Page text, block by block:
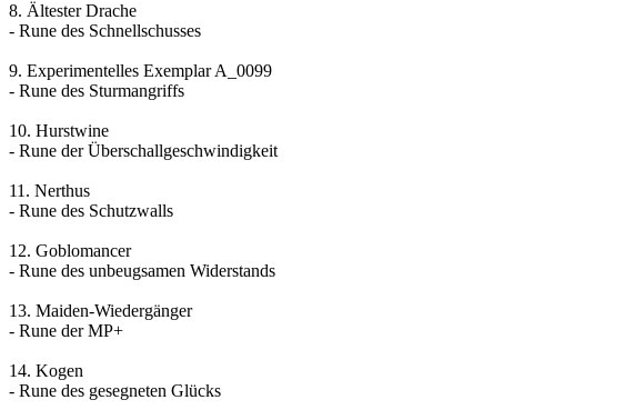
8. Ältester Drache
- Rune des Schnellschusses
9. Experimentelles Exemplar A_0099
- Rune des Sturmangriffs
10. Hurstwine
- Rune der Überschallgeschwindigkeit
11. Nerthus
- Rune des Schutzwalls
12. Goblomancer
- Rune des unbeugsamen Widerstands
13. Maiden-Wiedergänger
- Rune der MP+
14. Kogen
- Rune des gesegneten Glücks